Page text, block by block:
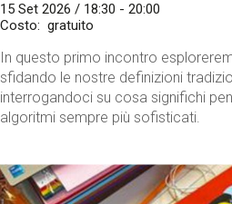
15 Set 2026 / 18:30 - 20:00
Costo
gratuito
In questo primo incontro
sfidando le nostre definizioni
interrogandoci su cosa significhi
algoritmi sempre più sofisticati.